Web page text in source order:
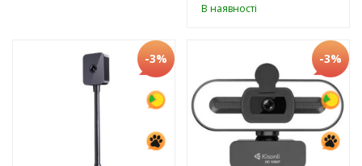
В наявності
-3% -3%